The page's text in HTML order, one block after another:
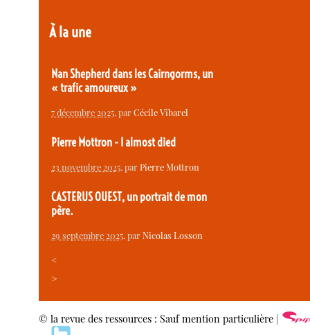
À la une
Nan Shepherd dans les Cairngorms, un
« trafic amoureux »
7 décembre 2025, parCécile Vibarel
Pierre Mottron - I almost died
23 novembre 2025, parPierre Mottron
CASTERUS OUEST, un portrait de mon
père.
29 septembre 2025, parNicolas Losson
<
>
© la revue des ressources : Sauf mention particulière |